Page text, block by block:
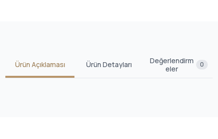
Ürün Açıklaması Ürün Detayları
Değerlendirm
eler
0